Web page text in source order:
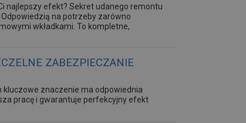
najlepszy efekt? Sekret udanego remontu
na potrzeby zarówno
wkładkami. To kompletne,
ZABEZPIECZANIE
kluczowe znaczenie ma odpowiednia
pracę i gwarantuje perfekcyjny efekt